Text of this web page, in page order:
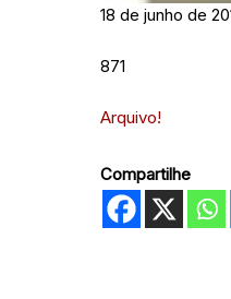
18 de junho de
871
Arquivo!
Compartilhe